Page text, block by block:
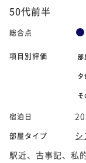
50代前半
総合点
項目別評価 部
夕
そ
宿泊日
部屋タイプ
駅近、古事記、私